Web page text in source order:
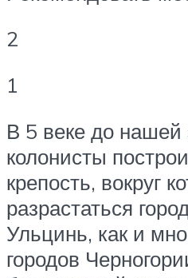
2
1
В 5 веке до нашей
колонисты
крепость, вокруг
разрастаться
Ульцинь, как и
городов